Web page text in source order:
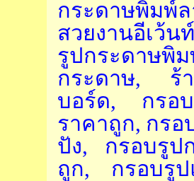
กระดาษพิมพ์
สวยงานอีเว้
รูปกระดาษพิ
กระดาษ, ร้
บอร์ด, กรอบ
ราคาถูก, กรอ
ปัง, กรอบรูป
ถูก, กรอบรูป